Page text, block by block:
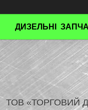
ДИЗЕЛЬНІ
ТОВ «ТОРГОВИЙ